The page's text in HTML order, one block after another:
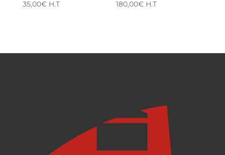
35,00€ H.T 180,00€ H.T